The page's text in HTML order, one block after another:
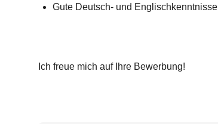
Gute Deutsch- und Englischkenntnisse
Ich freue mich auf Ihre Bewerbung!